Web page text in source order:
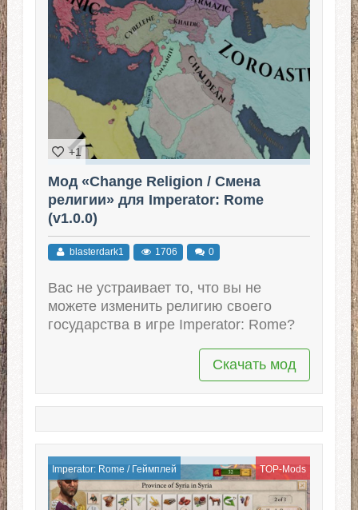
+1
Мод «Change Religion / Смена
религии» для Imperator: Rome
(v1.0.0)
blasterdark1 1706 0
Вас не устраивает то, что вы не
можете изменить религию своего
государства в игре Imperator: Rome?
Скачать мод
Imperator: Rome / Геймплей TOP-Mods